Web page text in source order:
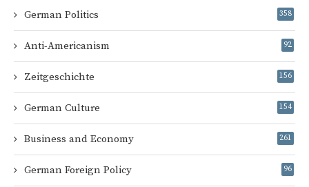
German Politics 358
Anti-Americanism 92
Zeitgeschichte 156
German Culture 154
Business and Economy 261
German Foreign Policy 96